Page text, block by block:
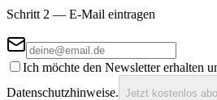
Schritt 2 — E-Mail eintragen
Ich möchte den Newsletter erhalten
Datenschutzhinweise. Jetzt kostenlos